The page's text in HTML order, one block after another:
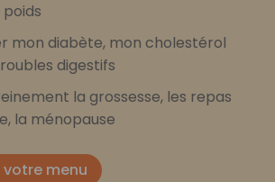
mon diabète, mon cholestérol
digestifs
la grossesse, les repas
la ménopause
votre menu